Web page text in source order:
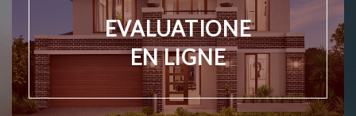
EVALUATIONE
EN LIGNE